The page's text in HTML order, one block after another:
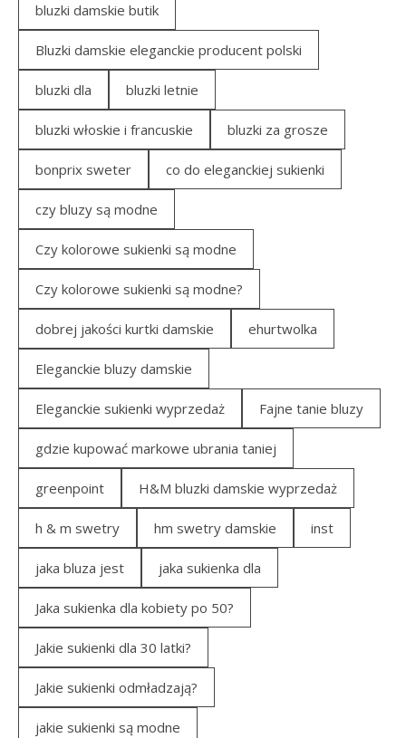
bluzki damskie butik
Bluzki damskie eleganckie producent polski
bluzki dla bluzki letnie
bluzki włoskie i francuskie bluzki za grosze
bonprix sweter co do eleganckiej sukienki
czy bluzy są modne
Czy kolorowe sukienki są modne
Czy kolorowe sukienki są modne?
dobrej jakości kurtki damskie ehurtwolka
Eleganckie bluzy damskie
Eleganckie sukienki wyprzedaż Fajne tanie bluzy
gdzie kupować markowe ubrania taniej
greenpoint H&M bluzki damskie wyprzedaż
h & m swetry hm swetry damskie inst
jaka bluza jest jaka sukienka dla
Jaka sukienka dla kobiety po 50?
Jakie sukienki dla 30 latki?
Jakie sukienki odmładzają?
jakie sukienki są modne